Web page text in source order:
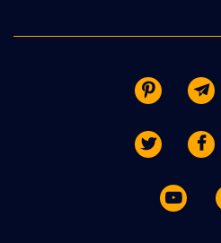




